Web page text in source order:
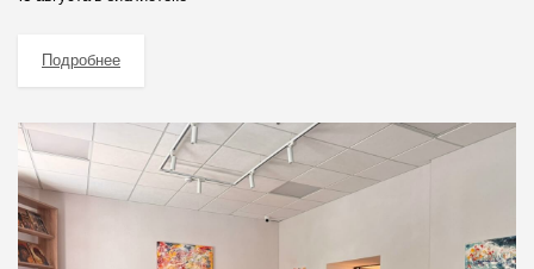
Подробнее